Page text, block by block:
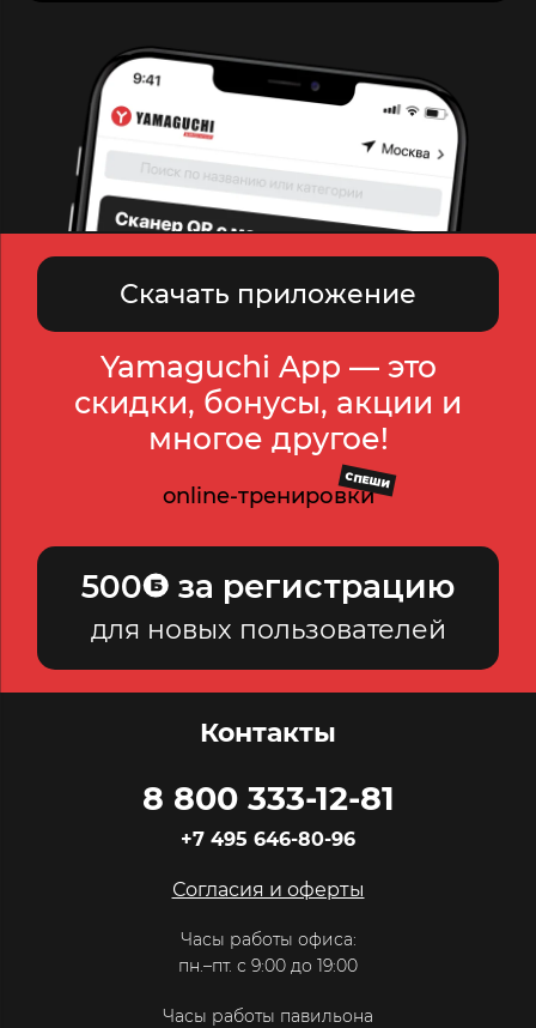
Скачать приложение
Yamaguchi App — это
скидки, бонусы, акции и
многое другое!
online-тренировки
СПЕШИ
500 за регистрацию
для новых пользователей
Контакты
8 800 333-12-81
+7 495 646-80-96
Согласия и оферты
Часы работы офиса:
пн.–пт. с 9:00 до 19:00
Часы работы павильона